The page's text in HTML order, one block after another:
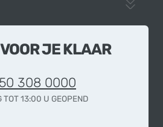
JE KLAAR
308 0000
TOT 13:00 U GEOPEND